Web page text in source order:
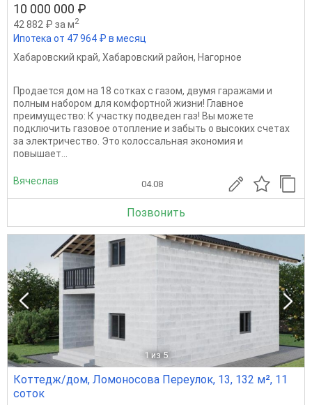
10 000 000 ₽
42 882 ₽ за м2
Ипотека от 47 964 ₽ в месяц
Хабаровский край, Хабаровский район, Нагорное
Продается дом на 18 сотках с газом, двумя гаражами и
полным набором для комфортной жизни! Главное
преимущество: К участку подведен газ! Вы можете
подключить газовое отопление и забыть о высоких счетах
за электричество. Это колоссальная экономия и
повышает...
Вячеслав 04.08
Позвонить
1 из 5
Коттедж/дом, Ломоносова Переулок, 13, 132 м², 11
соток